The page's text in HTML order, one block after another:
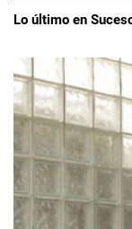
Lo último en